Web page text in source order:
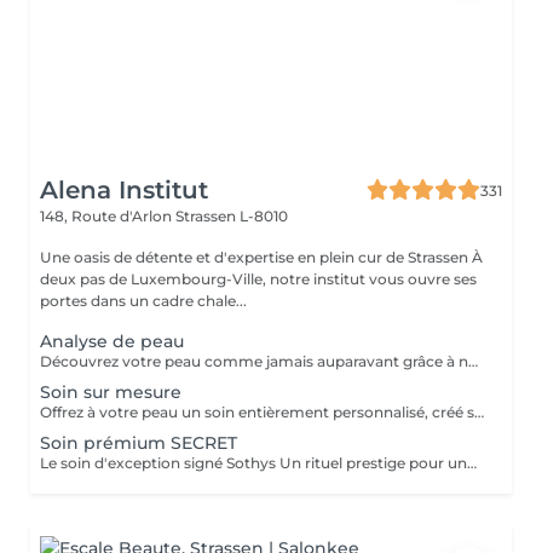
Alena Institut
331
148, Route d'Arlon Strassen L-8010
Une oasis de détente et d'expertise en plein cur de Strassen À
deux pas de Luxembourg-Ville, notre institut vous ouvre ses
portes dans un cadre chale...
Analyse de peau
Découvrez votre peau comme jamais auparavant grâce à notre diagnostic cutané avancé. À l'aide d'un analyseur professionnel et de l'oeil expert de votre esthéticienne, nous évaluons différents paramètres essentiels tels que l'hydratation, le sébum, la profondeur des rides , l'état de votre barrière cutané et beaucoup d'autre mesures afin d'obtenir une vision précise de l'état de votre peau. Cette analyse nous permet de cibler vos besoins réels et de vous orienter vers les soins et les produits les plus adaptés pour optimiser vos résultats. Un véritable point de départ pour construire une routine beauté efficace et personnalisée. Diagnostic offert lorsqu'il est réalisé dans le cadre d'un soin ou à l'achat de produits.
Soin sur mesure
Offrez à votre peau un soin entièrement personnalisé, créé sur mesure par votre experte Sothys selon ses besoins du moment. Grâce à un analyseur professionnel et à l'il expert de votre esthéticienne, nous évaluons différents paramètres essentiels : hydratation, sébum, profondeur des rides, état de la barrière cutanée et bien d'autres mesures. Ce diagnostic précis permet d'identifier les besoins réels de votre peau et d'adapter chaque étape du soin : nettoyage profond, exfoliation ciblée, modelage expert, masque haute performance et sélection d'actifs Sothys selon votre objectif hydratation, éclat, apaisement, anti-âge ou pureté. Un seul soin, des milliers de possibilités, pour rééquilibrer votre peau et révéler un teint plus lumineux, plus lisse et plus uniforme dès la première séance. Un véritable point de départ pour construire une routine beauté efficace, avec des soins et des produits parfaitement adaptés à votre peau.
Soin prémium SECRET
Le soin d'exception signé Sothys Un rituel prestige pour une transformation visible de la peau et une expérience sensorielle incomparable. Ce soin d'exception combine des manoeuvres expertes Sothys, des textures nobles, un double modelage visage sur-mesure et un masque haute performance pour lisser, repulper et illuminer intensément la peau. Grâce à une séquence unique de gestes précis et enveloppants, le Rituel Secret offre un moment de lâcher-prise total et des résultats visibles dès la première séance : peau éclatante, lissée, revitalisée et profondément nourrie. Un soin rare, élégant, pensé pour les clientes exigeantes qui recherchent : - une expérience prémium, - des résultats anti-âge visibles rapidement, - un moment d'exception, hors du temps, réservé aux instituts experts Sothys.